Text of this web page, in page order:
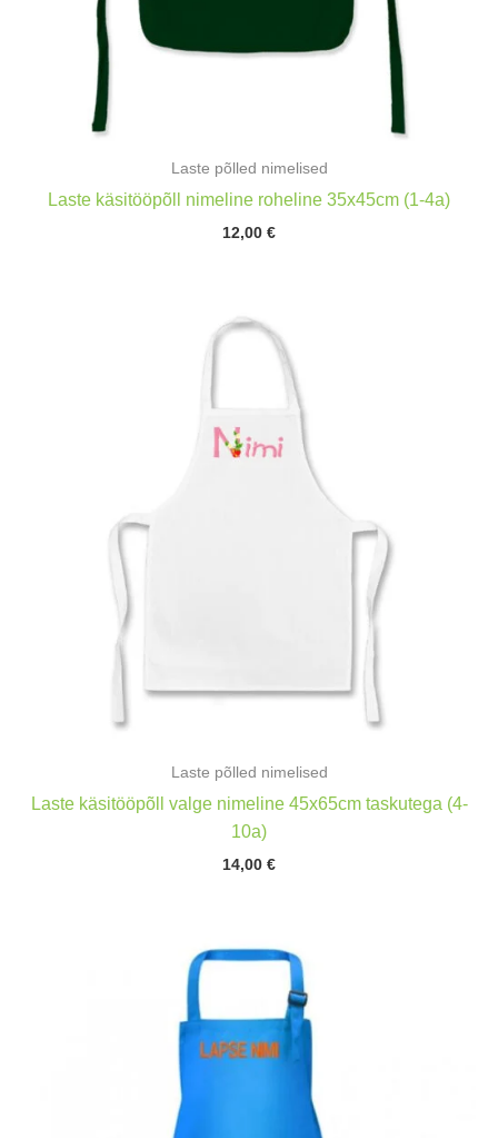
Laste põlled nimelised
Laste käsitööpõll nimeline roheline 35x45cm (1-4a)
12,00 €
Laste põlled nimelised
Laste käsitööpõll valge nimeline 45x65cm taskutega (4-
10a)
14,00 €